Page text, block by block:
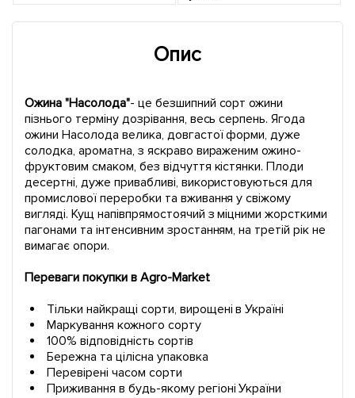
Опис
Ожина "Насолода"- це безшипний сорт ожини
пізнього терміну дозрівання, весь серпень. Ягода
ожини Насолода велика, довгастої форми, дуже
солодка, ароматна, з яскраво вираженим ожино-
фруктовим смаком, без відчуття кістянки. Плоди
десертні, дуже привабливі, використовуються для
промислової переробки та вживання у свіжому
вигляді. Кущ напівпрямостоячий з міцними жорсткими
пагонами та інтенсивним зростанням, на третій рік не
вимагає опори.
Переваги покупки в Agro-Market
Тільки найкращі сорти, вирощені в Україні
Маркування кожного сорту
100% відповідність сортів
Бережна та цілісна упаковка
Перевірені часом сорти
Приживання в будь-якому регіоні України